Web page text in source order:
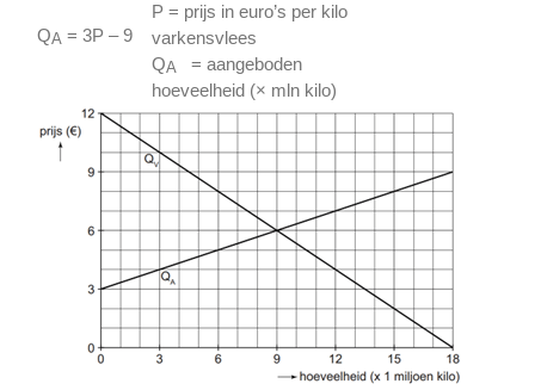
QA = 3P – 9
P = prijs in euro’s per kilo
varkensvlees
QA
= aangeboden
hoeveelheid (× mln kilo)